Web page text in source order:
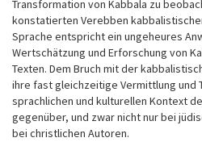
Transformation von Kabbala zu
konstatierten Verebben
Sprache entspricht ein ungeheures
Wertschätzung und Erforschung von
Texten. Dem Bruch mit der
ihre fast gleichzeitige Vermittlung und
sprachlichen und kulturellen Kontext
gegenüber, und zwar nicht nur bei
bei christlichen Autoren.